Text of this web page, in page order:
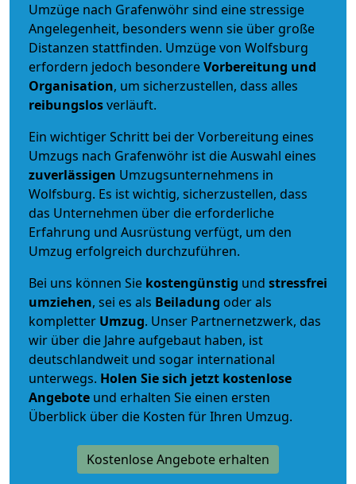
Umzüge nach Grafenwöhr sind eine stressige
Angelegenheit, besonders wenn sie über große
Distanzen stattfinden. Umzüge von Wolfsburg
erfordern jedoch besondereVorbereitung und
Organisation, um sicherzustellen, dass alles
reibungslosverläuft.
Ein wichtiger Schritt bei der Vorbereitung eines
Umzugs nach Grafenwöhr ist die Auswahl eines
zuverlässigen Umzugsunternehmens in
Wolfsburg. Es ist wichtig, sicherzustellen, dass
das Unternehmen über die erforderliche
Erfahrung und Ausrüstung verfügt, um den
Umzug erfolgreich durchzuführen.
Bei uns können Sie kostengünstig und stressfrei
umziehen, sei es als Beiladung oder als
kompletter Umzug. Unser Partnernetzwerk, das
wir über die Jahre aufgebaut haben, ist
deutschlandweit und sogar international
unterwegs. Holen Sie sich jetzt kostenlose
Angebote und erhalten Sie einen ersten
Überblick über die Kosten für Ihren Umzug.
Kostenlose Angebote erhalten